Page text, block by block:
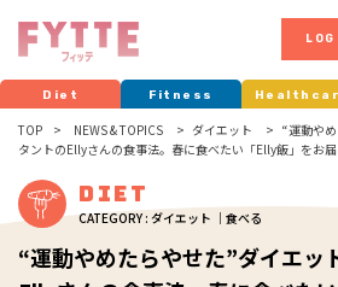
Diet Fitness
TOP NEWS & TOPICS ダイエット
“運動や
タントのEllyさんの食事法。春に食べたい「Elly飯」をお届
Diet
CATEGORY : ダイエット ｜食べる
“運動やめたらやせた”ダイエッ